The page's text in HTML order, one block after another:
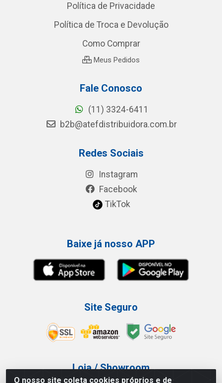
O nosso site coleta cookies próprios e de
Política de Privacidade
Política de Troca e Devolução
Como Comprar
Meus Pedidos
Fale Conosco
(11) 3324-6411
b2b@atefdistribuidora.com.br
Redes Sociais
Instagram
Facebook
TikTok
Baixe já nosso APP
Site Seguro
Loja / Showroom